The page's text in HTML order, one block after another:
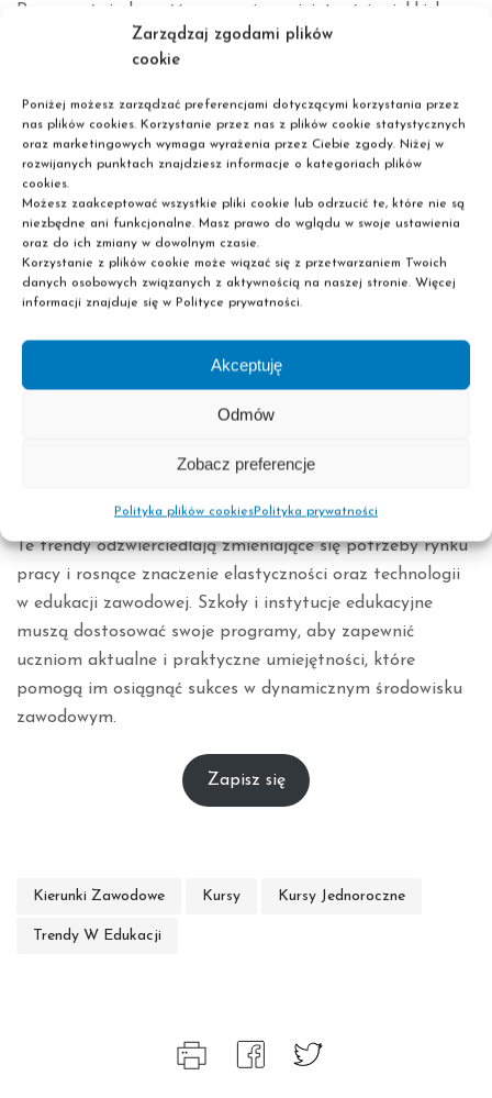
Zarządzaj zgodami plików
cookie
Poniżej możesz zarządzać preferencjami dotyczącymi korzystania przez
nas plików cookies. Korzystanie przez nas z plików cookie statystycznych
oraz marketingowych wymaga wyrażenia przez Ciebie zgody. Niżej w
rozwijanych punktach znajdziesz informacje o kategoriach plików
cookies.
Możesz zaakceptować wszystkie pliki cookie lub odrzucić te, które nie są
niezbędne ani funkcjonalne. Masz prawo do wglądu w swoje ustawienia
oraz do ich zmiany w dowolnym czasie.
Korzystanie z plików cookie może wiązać się z przetwarzaniem Twoich
danych osobowych związanych z aktywnością na naszej stronie. Więcej
informacji znajduje się w Polityce prywatności.
Akceptuję
Odmów
Zobacz preferencje
Polityka plików cookiesPolityka prywatności
Rosnąca świadomość znaczenia umiejętności miękkich,
takich jak komunikacja, zarządzanie czasem i praca
zespołowa, w edukacji zawodowej jest kolejnym ważnym
trendem. Pracodawcy coraz częściej zwracają uwagę na te
kompetencje, które są kluczowe dla efektywnej
współpracy i produktywności w miejscu pracy.
ZRÓWNOWAŻONY ROZWÓJ I
ODPOWIEDZIALNOŚĆ
SPOŁECZNA
rozwojem i odpowiedzialnością społeczną w programach
edukacyjnych staje się standardem. Edukacja zawodowa
zrównoważonych praktyk w swojej przyszłej pracy.
Podsumowanie
Te trendy odzwierciedlają zmieniające się potrzeby rynku
pracy i rosnące znaczenie elastyczności oraz technologii
w edukacji zawodowej. Szkoły i instytucje edukacyjne
muszą dostosować swoje programy, aby zapewnić
uczniom aktualne i praktyczne umiejętności, które
pomogą im osiągnąć sukces w dynamicznym środowisku
zawodowym.
Zapisz się
Kierunki Zawodowe Kursy Kursy Jednoroczne
Trendy W Edukacji